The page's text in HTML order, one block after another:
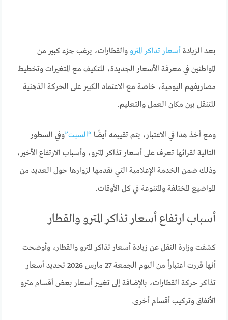
بعد الزيادة أسعار تذاكر المترو والقطارات، يرغب جزء كبير من
المواطنين في معرفة الأسعار الجديدة، للتكيف مع المتغيرات وتخطيط
مصاريفهم اليومية، خاصة مع الاعتماد الكبير على الحركة الذهنية
للتنقل بين مكان العمل والتعليم.
ومع أخذ هذا في الاعتبار، يتم تقييمه أيضًا “السبت”وفي السطور
التالية لقرائها تعرف على أسعار تذاكر المترو، وأسباب الارتفاع الأخير،
وذلك ضمن الخدمة الإعلامية التي تقدمها لزوارها حول العديد من
المواضيع المختلفة والمتنوعة في كل الأوقات.
أسباب ارتفاع أسعار تذاكر المترو والقطار
كشفت وزارة النقل عن زيادة أسعار تذاكر المترو والقطار، وأوضحت
أنها قررت اعتباراً من اليوم الجمعة 27 مارس 2026 تحديد أسعار
تذاكر حركة القطارات، بالإضافة إلى تغيير أسعار بعض أقسام مترو
الأنفاق وتركيب أقسام أخرى.